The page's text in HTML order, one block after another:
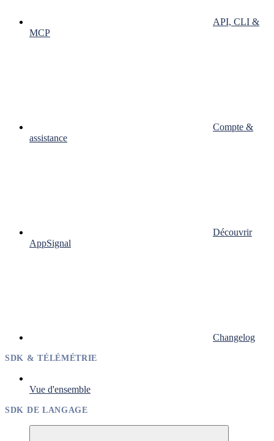
API, CLI &
MCP
Compte &
assistance
Découvrir
AppSignal
Changelog
SDK & TÉLÉMÉTRIE
Vue d'ensemble
SDK DE LANGAGE